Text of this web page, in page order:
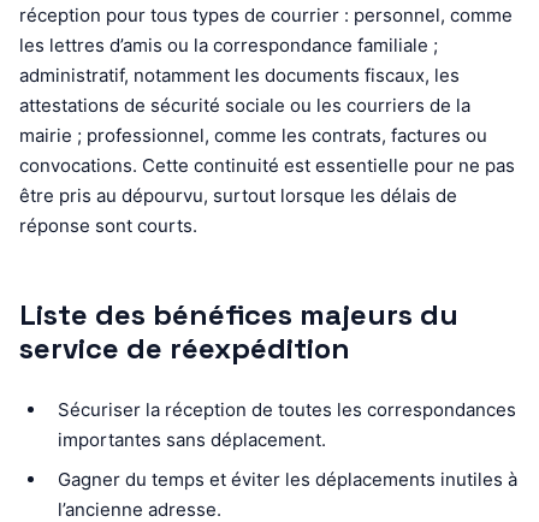
réception pour tous types de courrier : personnel, comme
les lettres d’amis ou la correspondance familiale ;
administratif, notamment les documents fiscaux, les
attestations de sécurité sociale ou les courriers de la
mairie ; professionnel, comme les contrats, factures ou
convocations. Cette continuité est essentielle pour ne pas
être pris au dépourvu, surtout lorsque les délais de
réponse sont courts.
Liste des bénéfices majeurs du
service de réexpédition
Sécuriser la réception de toutes les correspondances
importantes sans déplacement.
Gagner du temps et éviter les déplacements inutiles à
l’ancienne adresse.